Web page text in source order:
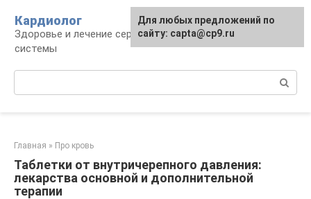
контенту
Кардиолог
Здоровье и лечение сердечно-сосудистой
системы
Главная » Про кровь
Таблетки от внутричерепного давления:
лекарства основной и дополнительной
терапии
Для любых предложений по
сайту: capta@cp9.ru